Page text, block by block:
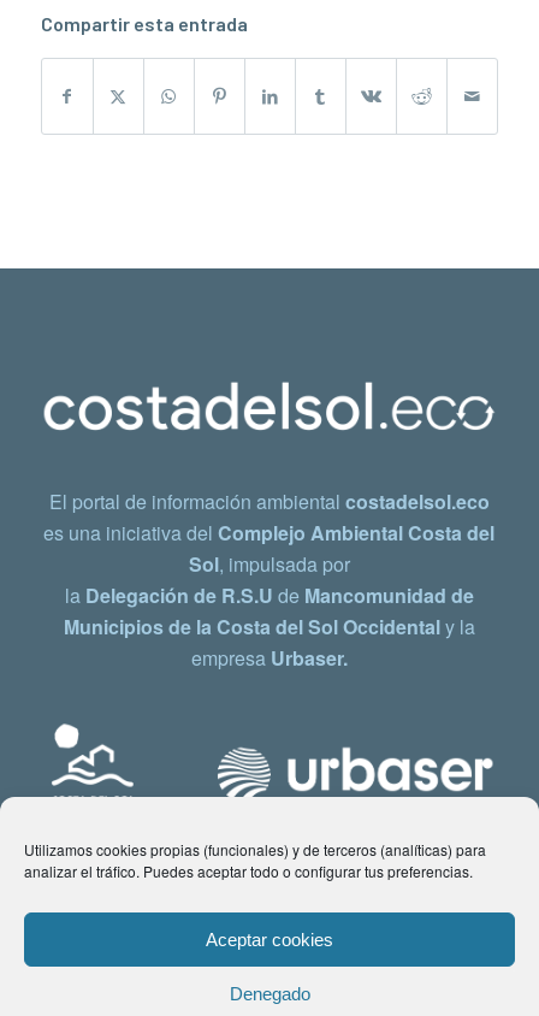
Utilizamos cookies propias (funcionales) y de terceros (analíticas) para
analizar el tráfico. Puedes aceptar todo o configurar tus preferencias.
Aceptar cookies
Denegado
Compartir esta entrada
El portal de información ambiental costadelsol.eco
es una iniciativa delComplejo Ambiental Costa del
Sol, impulsada por
la Delegación de R.S.U de Mancomunidad de
Municipios de la Costa del Sol Occidentaly la
empresa Urbaser.